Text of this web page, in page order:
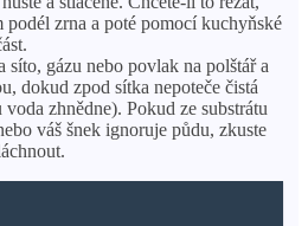
podél zrna a poté pomocí kuchyňské
síto, gázu nebo povlak na polštář a
dokud zpod sítka nepoteče čistá
zhnědne). Pokud ze substrátu
váš šnek ignoruje půdu, zkuste